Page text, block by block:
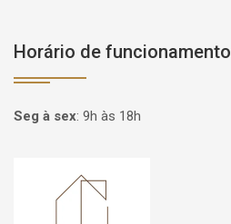
Horário de funcionamento
Seg à sex: 9h às 18h
Página inicial